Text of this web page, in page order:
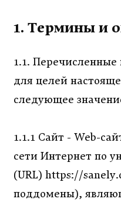
1. Термины и
1.1.
для целей
следующее
1.1.1 Сайт - Web-
сети Интернет по
(URL) https://
поддомены),